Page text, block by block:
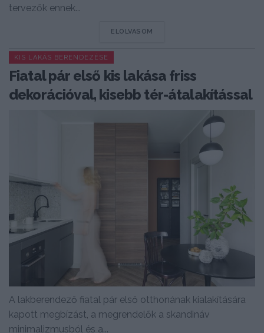
tervezők ennek...
ELOLVASOM
KIS LAKÁS BERENDEZÉSE
Fiatal pár első kis lakása friss
dekorációval, kisebb tér-átalakítással
A lakberendező fiatal pár első otthonának kialakítására
kapott megbízást, a megrendelők a skandináv
minimalizmusból és a...